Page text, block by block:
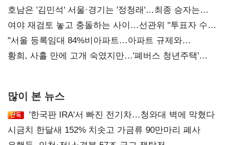
52시간까지 '뇌관'
호남은 '김민석' 서울·경기는 '정청래'…최종 승자는
'안갯속'
여야 재검토 놓고 충돌하는 사이…선관위 "투표자 수
오차 당연"
"서울 등록임대 84%비아파트…아파트 규제와
달리해야"
황희, 사흘 만에 고개 숙였지만…'폐버스 청년주택'
많이 본 뉴스
'한국판 IRA'서 빠진 전기차…청와대 벽에 막혔다
시금치 한달새 152% 치솟고 가금류 90만마리 폐사